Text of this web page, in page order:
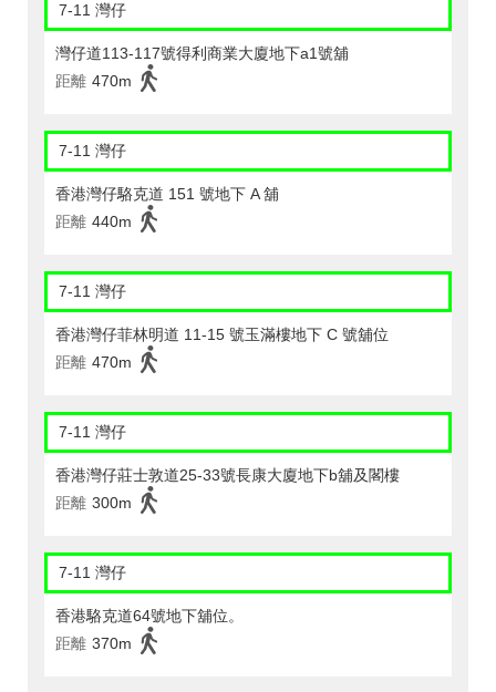
7-11 灣仔
灣仔道113-117號得利商業大廈地下a1號舖
距離 470m
7-11 灣仔
香港灣仔駱克道 151 號地下 A 舖
距離 440m
7-11 灣仔
香港灣仔菲林明道 11-15 號玉滿樓地下 C 號舖位
距離 470m
7-11 灣仔
香港灣仔莊士敦道25-33號長康大廈地下b舖及閣樓
距離 300m
7-11 灣仔
香港駱克道64號地下舖位。
距離 370m